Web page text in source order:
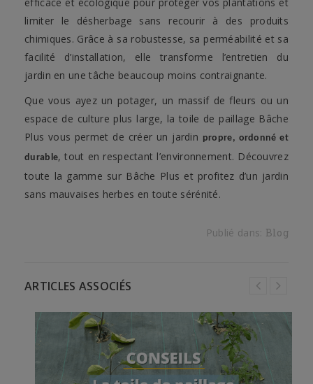
limiter le désherbage sans recourir à des produits
chimiques. Grâce à sa robustesse, sa perméabilité et sa
facilité d’installation, elle transforme l’entretien du
jardin en une tâche beaucoup moins contraignante.
Que vous ayez un potager, un massif de fleurs ou un
espace de culture plus large, la toile de paillage Bâche
Plus vous permet de créer un jardin propre, ordonné et
durable, tout en respectant l’environnement. Découvrez
toute la gamme sur Bâche Plus et profitez d’un jardin
sans mauvaises herbes en toute sérénité.
Publié dans: Blog
ARTICLES ASSOCIÉS